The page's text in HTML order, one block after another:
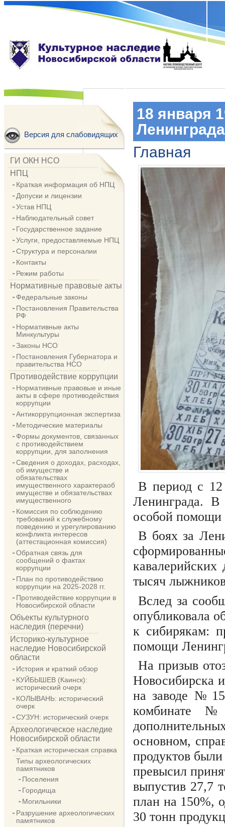
Версия для слабовидящих
ГИ ОКН НСО
НПЦ
Краткая информация об НПЦ
Допуски и лицензии
Устав НПЦ
Наблюдательный совет
Государственное задание
Услуги, предоставляемые НПЦ
Структура и персоналии
Контакты
Режим работы
Нормативные правовые акты
Федеральные законы
Постановления Правительства
РФ
Нормативные акты
Минкультуры
Законы НСО
Постановления Губернатора и
правительства НСО
Противодействие коррупции
Нормативные правовые и иные
акты в сфере противодействия
коррупции
Антикоррупционная экспертиза
Методические материалы
Формы документов, связанных
с противодействием
коррупции, для заполнения
Сведения о доходах, расходах,
об имуществе и
обязательствах
имущественного характераоб
имуществе и обязательствах
имущественного
Комиссия по соблюдению
требований к служебному
поведению и урегулированию
конфликта интересов
(аттестационная комиссия)
Обратная связь для
сообщений о фактах
коррупции
План по противодействию
коррупции на 2025-2028 гг.
Противодействие коррупции в
Новосибирской области
Объекты культурного
наследия (перечни)
Историко-культурное
наследие Новосибирской
области
История и краткий обзор
КУЙБЫШЕВ (Каинск):
исторический очерк
КОЛЫВАНЬ: исторический
очерк
СУЗУН: исторический очерк
Археологическое наследие
Новосибирской области
Краткая историческая справка
Типы археологических
памятников
Поселения
Городища
Могильники
Разрушение археологических
памятников
18 января
Главная
В период с 12
Ленинграда. В
особой помощи
В боях за
кавалерийских
тысяч
Вслед за
опубликовала
к сибирякам:
помощи
На призыв
Новосибирска
на заводе №
комбинате
основном,
продуктов
превысил
выпустив 27,7
план на 150%,
30 тонн